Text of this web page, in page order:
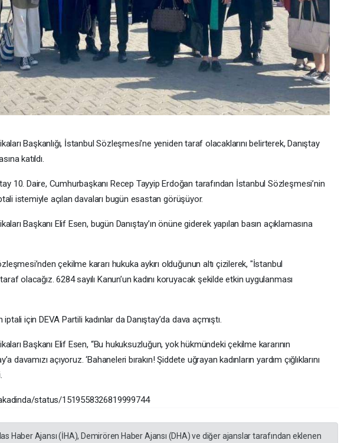
Başkanlığı, İstanbul Sözleşmesi’ne yeniden taraf olacaklarını belirterek, Danıştay
katıldı.
10. Daire, Cumhurbaşkanı Recep Tayyip Erdoğan tarafından İstanbul Sözleşmesi’nin
istemiyle açılan davaları bugün esastan görüşüyor.
Başkanı Elif Esen, bugün Danıştay’ın önüne giderek yapılan basın açıklamasına
çekilme kararı hukuka aykırı olduğunun altı çizilerek, "İstanbul
olacağız. 6284 sayılı Kanun’un kadını koruyacak şekilde etkin uygulanması
iptali için DEVA Partili kadınlar da Danıştay’da dava açmıştı.
Başkanı Elif Esen, “Bu hukuksuzluğun, yok hükmündeki çekilme kararının
davamızı açıyoruz. ‘Bahaneleri bırakın! Şiddete uğrayan kadınların yardım çığlıklarını
status/1519558326819999744
Haber Ajansı (İHA), Demirören Haber Ajansı (DHA) ve diğer ajanslar tarafından eklenen